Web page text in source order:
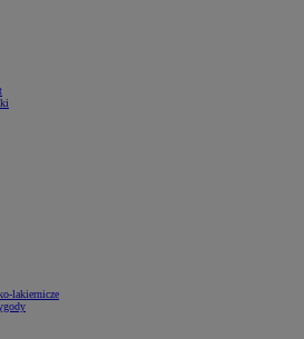
lakiernicze